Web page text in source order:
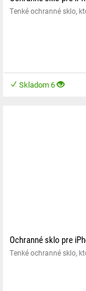
Tenké ochranné sklo,
Skladom 6
Ochranné sklo pre
Tenké ochranné sklo,